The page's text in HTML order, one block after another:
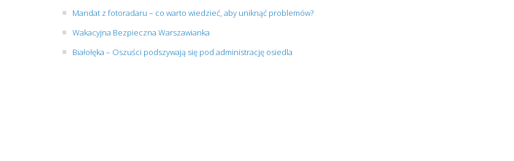
Mandat z fotoradaru – co warto wiedzieć, aby uniknąć problemów?
Wakacyjna Bezpieczna Warszawianka
Białołęka – Oszuści podszywają się pod administrację osiedla